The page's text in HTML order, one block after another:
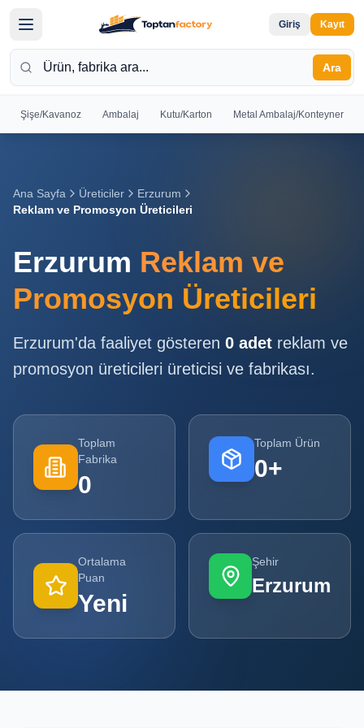
Giriş Kayıt
Ara
Şişe/Kavanoz Ambalaj Kutu/Karton Metal Ambalaj/Konteyner
Giriş yapın
veya kayıt
Giriş
Kayıt
Ana
Tüm
Ürünler
POPÜLER
KATEGORILER
Şişe ve Kavanoz Üreticileri
Ambalaj Üreticileri
Ana Sayfa Üreticiler
Erzurum
Reklam ve Promosyon Üreticileri
Erzurum Reklam ve
Promosyon Üreticileri
Erzurum'da faaliyet gösteren 0 adet reklam ve
promosyon üreticileri üreticisi ve fabrikası.
Toplam
Fabrika
0
Toplam Ürün
0+
Ortalama
Puan
Yeni
Şehir
Erzurum